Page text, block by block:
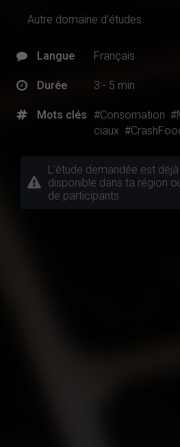
Autre domaine d'études
Langue Français
Durée 3 - 5 min
Mots clés #Consomation
ciaux
L’étude demandée est
disponible dans ta région
de participants.